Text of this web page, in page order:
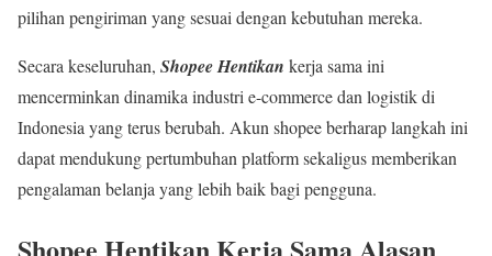
pilihan pengiriman yang sesuai dengan kebutuhan mereka.
Secara keseluruhan, Shopee Hentikan kerja sama ini
mencerminkan dinamika industri e-commerce dan logistik di
Indonesia yang terus berubah. Akun shopee berharap langkah ini
dapat mendukung pertumbuhan platform sekaligus memberikan
pengalaman belanja yang lebih baik bagi pengguna.